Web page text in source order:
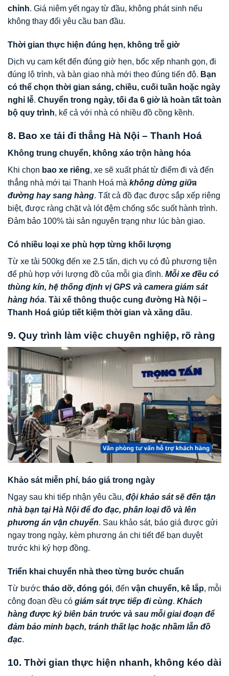
chỉnh. Giá niêm yết ngay từ đầu, không phát sinh nếu
không thay đổi yêu cầu ban đầu.
Thời gian thực hiện đúng hẹn, không trễ giờ
Dịch vụ cam kết đến đúng giờ hẹn, bốc xếp nhanh gọn, đi
đúng lộ trình, và bàn giao nhà mới theo đúng tiến độ. Bạn
có thể chọn thời gian sáng, chiều, cuối tuần hoặc ngày
nghỉ lễ. Chuyển trong ngày, tối đa 6 giờ là hoàn tất toàn
bộ quy trình, kể cả với nhà có nhiều đồ cồng kềnh.
8. Bao xe tải đi thẳng Hà Nội – Thanh Hoá
Không trung chuyển, không xáo trộn hàng hóa
Khi chọn bao xe riêng, xe sẽ xuất phát từ điểm đi và đến
thẳng nhà mới tại Thanh Hoá mà không dừng giữa
đường hay sang hàng. Tất cả đồ đạc được sắp xếp riêng
biệt, được ràng chặt và lót đệm chống sốc suốt hành trình.
Đảm bảo 100% tài sản nguyên trạng như lúc bàn giao.
Có nhiều loại xe phù hợp từng khối lượng
Từ xe tải 500kg đến xe 2.5 tấn, dịch vụ có đủ phương tiện
để phù hợp với lượng đồ của mỗi gia đình. Mỗi xe đều có
thùng kín, hệ thống định vị GPS và camera giám sát
hàng hóa. Tài xế thông thuộc cung đường Hà Nội –
Thanh Hoá giúp tiết kiệm thời gian và xăng dầu.
9. Quy trình làm việc chuyên nghiệp, rõ ràng
Khảo sát miễn phí, báo giá trong ngày
Ngay sau khi tiếp nhận yêu cầu, đội khảo sát sẽ đến tận
nhà bạn tại Hà Nội để đo đạc, phân loại đồ và lên
phương án vận chuyển. Sau khảo sát, báo giá được gửi
ngay trong ngày, kèm phương án chi tiết để bạn duyệt
trước khi ký hợp đồng.
Triển khai chuyển nhà theo từng bước chuẩn
Từ bước tháo dỡ, đóng gói, đến vận chuyển, kê lắp, mỗi
công đoạn đều có giám sát trực tiếp đi cùng. Khách
hàng được ký biên bản trước và sau mỗi giai đoạn để
đảm bảo minh bạch, tránh thất lạc hoặc nhầm lẫn đồ
đạc.
10. Thời gian thực hiện nhanh, không kéo dài